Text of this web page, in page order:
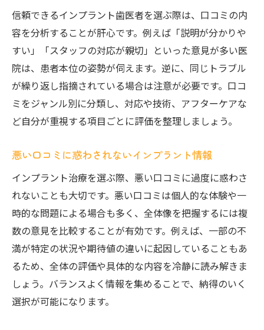
信頼できるインプラント歯医者を選ぶ際は、口コミの内
容を分析することが肝心です。例えば「説明が分かりや
すい」「スタッフの対応が親切」といった意見が多い医
院は、患者本位の姿勢が伺えます。逆に、同じトラブル
が繰り返し指摘されている場合は注意が必要です。口コ
ミをジャンル別に分類し、対応や技術、アフターケアな
ど自分が重視する項目ごとに評価を整理しましょう。
悪い口コミに惑わされないインプラント情報
インプラント治療を選ぶ際、悪い口コミに過度に惑わさ
れないことも大切です。悪い口コミは個人的な体験や一
時的な問題による場合も多く、全体像を把握するには複
数の意見を比較することが有効です。例えば、一部の不
満が特定の状況や期待値の違いに起因していることもあ
るため、全体の評価や具体的な内容を冷静に読み解きま
しょう。バランスよく情報を集めることで、納得のいく
選択が可能になります。